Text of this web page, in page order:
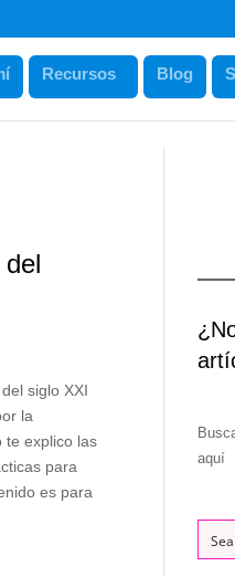
Recursos Blog
siglo XXI
la
te explico las
para
es para
aquí